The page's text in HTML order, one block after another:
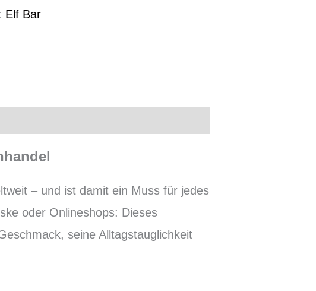
Elf Bar
– und ist damit ein Muss für jedes
oder Onlineshops: Dieses
seine Alltagstauglichkeit